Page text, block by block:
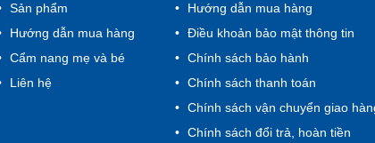
Sản phẩm
Hướng dẫn mua hàng
Cẩm nang mẹ và bé
Liên hệ
Hướng dẫn mua hàng
Điều khoản bảo mật thông tin
Chính sách bảo hành
Chính sách thanh toán
Chính sách vận chuyển giao
Chính sách đổi trả, hoàn tiền